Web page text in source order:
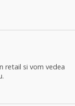
retail si vom vedea